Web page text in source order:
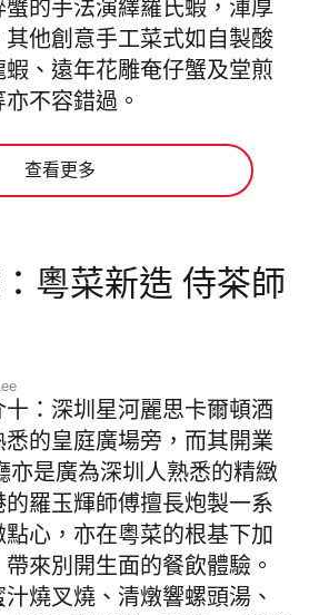
的手法演繹羅氏蝦，渾厚
他創意手工菜式如自製酸
、遠年花雕奄仔蟹及堂煎
不容錯過。
查看更多
粵菜新造 侍茶師
： 深圳星河麗思卡爾頓酒
的皇庭廣場旁，而其開業
亦是廣為深圳人熟悉的精緻
羅玉輝師傅擅長炮製一系
心，亦在粵菜的根基下加
來別開生面的餐飲體驗。
燒叉燒、清燉響螺頭湯、